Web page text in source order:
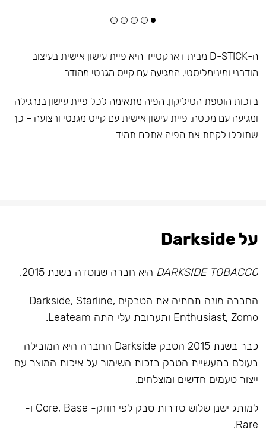
ה-D-STICK מבית דארקסייד היא פיית עישון אישית בעיצוב
מודרני ומינימליסטי, המגיעה עם קייס מגנטי מהודר.
בזכות הוספת הסיליקון, הפיה מתאימה לכל פיית עישון בנרגילה
ומגיעה עם מכסה. פיית עישון אישית עם קייס מגנטי ורצועה – כך
שתוכלו לקחת את הפיה אתכם תמיד.
על Darkside
DARKSIDE TOBACCO היא חברה שנוסדה בשנת 2015.
החברה מונה תחתיה את הטבקים Darkside, Starline,
Enthusiast, Zomo ותערובת עלי התה Leateam.
כבר בשנת 2015 הטבק Darkside החברה היא המובילה
בעולם בתעשיית הטבק בזכות השימור על איכות המוצר עם
ייצור טעמים חדשים ומוצלחים.
למותג ישנן שלוש סדרות טבק לפי חוזק- Core, Base ו-
Rare.